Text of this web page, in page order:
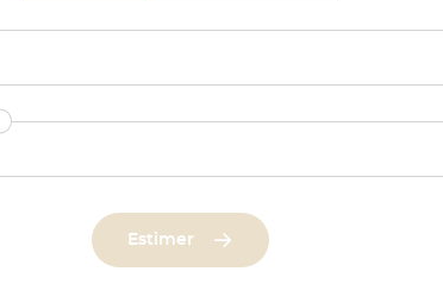
Estimer